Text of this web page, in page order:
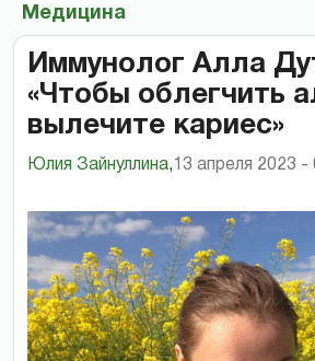
Медицина
Иммунолог Алла
«Чтобы облегчить
вылечите кариес»
Юлия Зайнуллина, 13 апреля 2023 -